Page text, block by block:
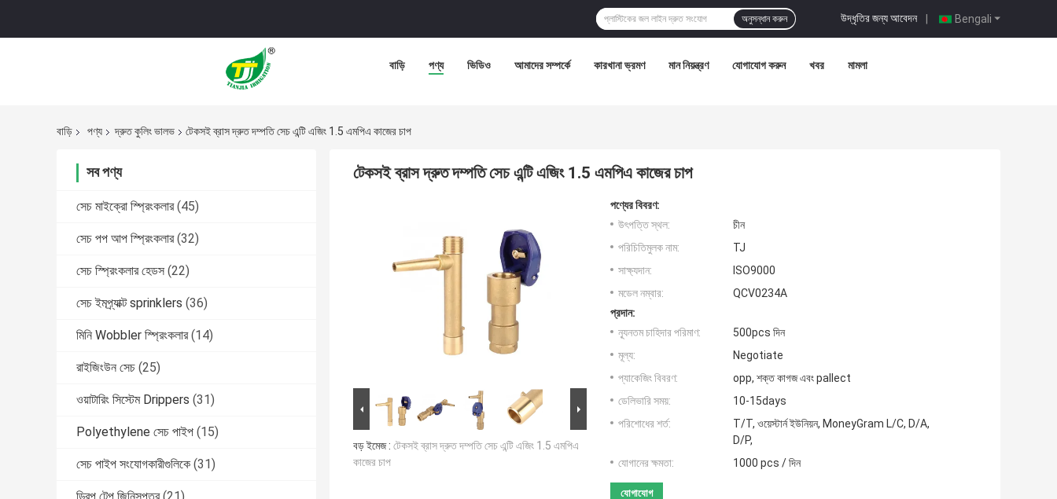
Bengali
উদ্ধৃতির জন্য আবেদন |
অনুসন্ধান করুন
বাড়ি পণ্য ভিডিও আমাদের সম্পর্কে কারখানা ভ্রমণ মান নিয়ন্ত্রণ যোগাযোগ করুন খবর মামলা
বাড়ি পণ্য দ্রুত কুলিং ভালভ টেকসই ব্রাস দ্রুত দম্পতি সেচ এন্টি এজিং 1.5 এমপিএ কাজের চাপ
সব পণ্য
সেচ মাইক্রো স্প্রিংকলার (45)
সেচ পপ আপ স্প্রিংকলার (32)
সেচ স্প্রিংকলার হেডস (22)
সেচ ইমপ্র্যাক্ট sprinklers (36)
মিনি Wobbler স্প্রিংকলার (14)
রাইজিংউন সেচ (25)
ওয়াটারিং সিস্টেম Drippers (31)
Polyethylene সেচ পাইপ (15)
সেচ পাইপ সংযোগকারীগুলিকে (31)
টেকসই ব্রাস দ্রুত দম্পতি সেচ এন্টি এজিং 1.5 এমপিএ কাজের চাপ
বড় ইমেজ : টেকসই ব্রাস দ্রুত দম্পতি সেচ এন্টি এজিং 1.5 এমপিএ
কাজের চাপ
পণ্যের বিবরণ:
উৎপত্তি স্থল:
চীন
পরিচিতিমুলক নাম:
TJ
সাক্ষ্যদান:
ISO9000
মডেল নম্বার:
QCV0234A
প্রদান:
ন্যূনতম চাহিদার পরিমাণ:
500pcs দিন
মূল্য:
Negotiate
প্যাকেজিং বিবরণ:
opp, শক্ত কাগজ এবং pallect
ডেলিভারি সময়:
10-15days
পরিশোধের শর্ত:
T/T, ওয়েস্টার্ন ইউনিয়ন, MoneyGram L/C, D/A,
D/P,
যোগানের ক্ষমতা:
1000 pcs / দিন
যোগাযোগ